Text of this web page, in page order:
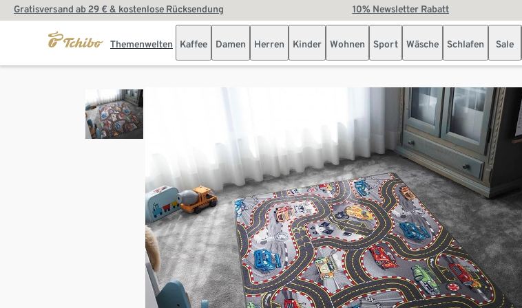
Gratisversand ab 29 € & kostenlose Rücksendung 10% Newsletter Rabatt
Themenwelten Kaffee Damen Herren Kinder Wohnen Sport Wäsche Schlafen Sale